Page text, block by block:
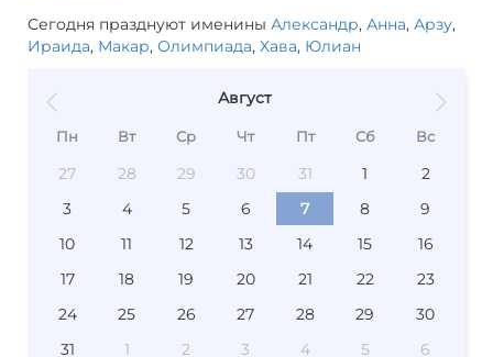
Сегодня празднуют именины Александр, Анна, Арзу,
Ираида, Макар, Олимпиада, Хава, Юлиан
Август
Пн Вт Ср Чт Пт Сб Вс
27 28 29 30 31 1
2
3
4 5 6 7 8
9
10
11 12 13 14 15
16
17
18 19 20 21 22
23
24
25 26 27 28 29
30
31
1 2 3 4 5 6